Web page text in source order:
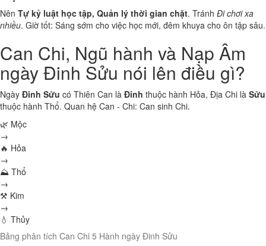
Nên Tự kỷ luật học tập, Quản lý thời gian chặt. Tránh Đi chơi xa
nhiều. Giờ tốt: Sáng sớm cho việc học mới, đêm khuya cho ôn tập sâu.
Can Chi, Ngũ hành và Nạp Âm
ngày Đinh Sửu nói lên điều gì?
Ngày Đinh Sửu có Thiên Can là Đinh thuộc hành Hỏa, Địa Chi là Sửu
thuộc hành Thổ. Quan hệ Can - Chi: Can sinh Chi.
🌿 Mộc
→
🔥 Hỏa
→
⛰ Thổ
→
⚒ Kim
→
💧 Thủy
Bảng phân tích Can Chi 5 Hành ngày Đinh Sửu